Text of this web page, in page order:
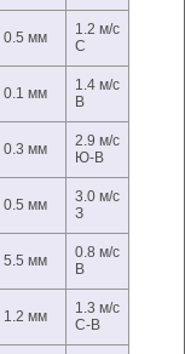
0.5 мм
1.2 м/с
С
0.1 мм
1.4 м/с
В
0.3 мм
2.9 м/с
Ю-В
0.5 мм
3.0 м/с
З
5.5 мм
0.8 м/с
В
1.2 мм
1.3 м/с
С-В